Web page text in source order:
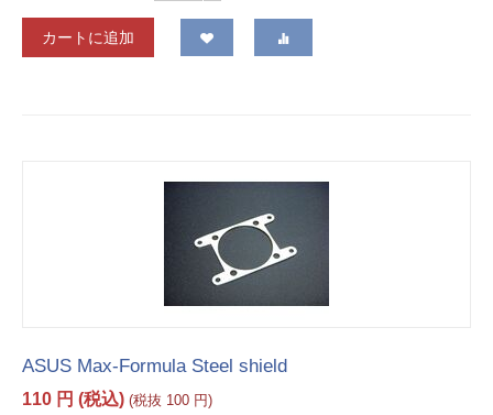
カートに追加
ASUS Max-Formula Steel shield
110 円 (税込) (税抜 100 円)